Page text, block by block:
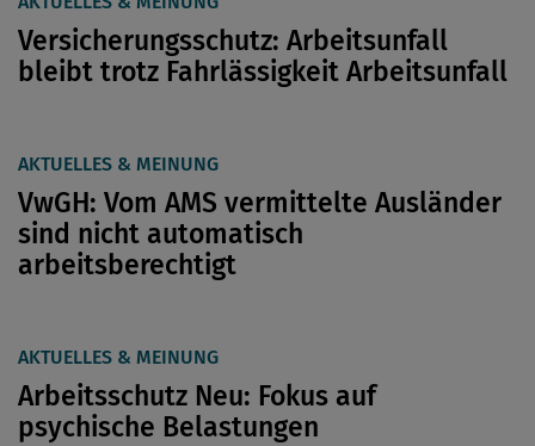
Versicherungsschutz: Arbeitsunfall
bleibt trotz Fahrlässigkeit Arbeitsunfall
AKTUELLES & MEINUNG
VwGH: Vom AMS vermittelte Ausländer
sind nicht automatisch
arbeitsberechtigt
AKTUELLES & MEINUNG
Arbeitsschutz Neu: Fokus auf
psychische Belastungen